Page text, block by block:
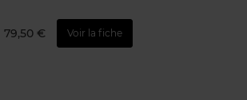
79,50 € Voir la fiche